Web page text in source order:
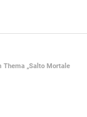
„Salto Mortale